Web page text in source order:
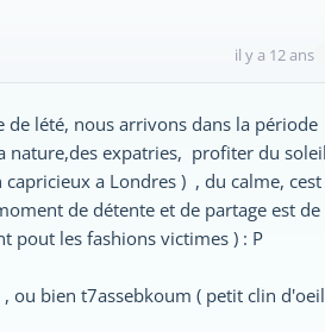
il y a 12 ans
lété, nous arrivons dans la période
nature,des expatries, profiter du
a Londres ) , du calme, cest
de détente et de partage est de
pout les fashions victimes ) : P
ou bien t7assebkoum ( petit clin d'oeil